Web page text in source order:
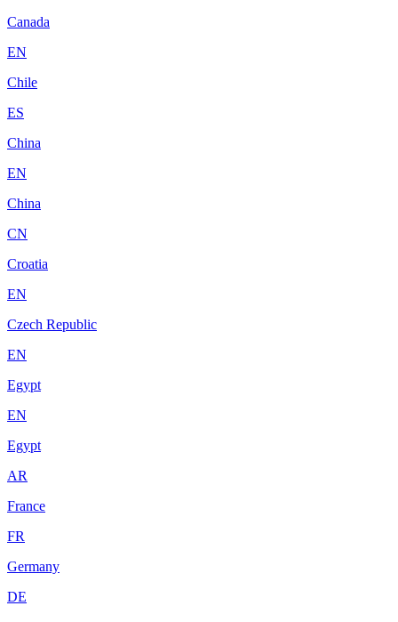
Canada
EN
Chile
ES
China
EN
China
CN
Croatia
EN
Czech Republic
EN
Egypt
EN
Egypt
AR
France
FR
Germany
DE